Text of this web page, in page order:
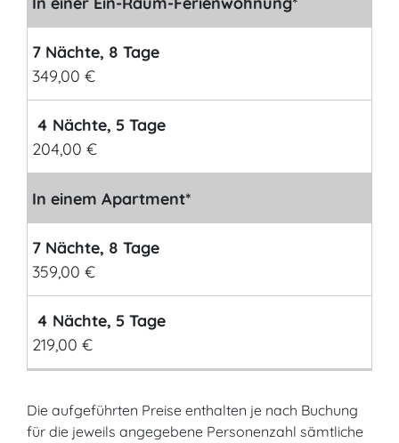
7 Nächte, 8 Tage
349,00 €
4 Nächte, 5 Tage
204,00 €
In einem Apartment*
7 Nächte, 8 Tage
359,00 €
4 Nächte, 5 Tage
219,00 €
Die aufgeführten Preise enthalten je nach Buchung
für die jeweils angegebene Personenzahl sämtliche